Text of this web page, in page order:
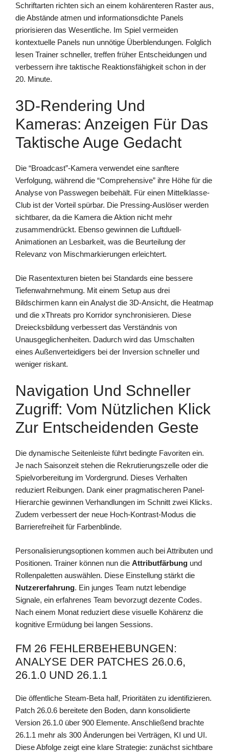
Schriftarten richten sich an einem kohärenteren Raster aus,
die Abstände atmen und informationsdichte Panels
priorisieren das Wesentliche. Im Spiel vermeiden
kontextuelle Panels nun unnötige Überblendungen. Folglich
lesen Trainer schneller, treffen früher Entscheidungen und
verbessern ihre taktische Reaktionsfähigkeit schon in der
20. Minute.
3D-Rendering Und
Kameras: Anzeigen Für Das
Taktische Auge Gedacht
Die “Broadcast”-Kamera verwendet eine sanftere
Verfolgung, während die “Comprehensive” ihre Höhe für die
Analyse von Passwegen beibehält. Für einen Mittelklasse-
Club ist der Vorteil spürbar. Die Pressing-Auslöser werden
sichtbarer, da die Kamera die Aktion nicht mehr
zusammendrückt. Ebenso gewinnen die Luftduell-
Animationen an Lesbarkeit, was die Beurteilung der
Relevanz von Mischmarkierungen erleichtert.
Die Rasentexturen bieten bei Standards eine bessere
Tiefenwahrnehmung. Mit einem Setup aus drei
Bildschirmen kann ein Analyst die 3D-Ansicht, die Heatmap
und die xThreats pro Korridor synchronisieren. Diese
Dreiecksbildung verbessert das Verständnis von
Unausgeglichenheiten. Dadurch wird das Umschalten
eines Außenverteidigers bei der Inversion schneller und
weniger riskant.
Navigation Und Schneller
Zugriff: Vom Nützlichen Klick
Zur Entscheidenden Geste
Die dynamische Seitenleiste führt bedingte Favoriten ein.
Je nach Saisonzeit stehen die Rekrutierungszelle oder die
Spielvorbereitung im Vordergrund. Dieses Verhalten
reduziert Reibungen. Dank einer pragmatischeren Panel-
Hierarchie gewinnen Verhandlungen im Schnitt zwei Klicks.
Zudem verbessert der neue Hoch-Kontrast-Modus die
Barrierefreiheit für Farbenblinde.
Personalisierungsoptionen kommen auch bei Attributen und
Positionen. Trainer können nun die Attributfärbung und
Rollenpaletten auswählen. Diese Einstellung stärkt die
Nutzererfahrung. Ein junges Team nutzt lebendige
Signale, ein erfahrenes Team bevorzugt dezente Codes.
Nach einem Monat reduziert diese visuelle Kohärenz die
kognitive Ermüdung bei langen Sessions.
FM 26 FEHLERBEHEBUNGEN:
ANALYSE DER PATCHES 26.0.6,
26.1.0 UND 26.1.1
Die öffentliche Steam-Beta half, Prioritäten zu identifizieren.
Patch 26.0.6 bereitete den Boden, dann konsolidierte
Version 26.1.0 über 900 Elemente. Anschließend brachte
26.1.1 mehr als 300 Änderungen bei Verträgen, KI und UI.
Diese Abfolge zeigt eine klare Strategie: zunächst sichtbare